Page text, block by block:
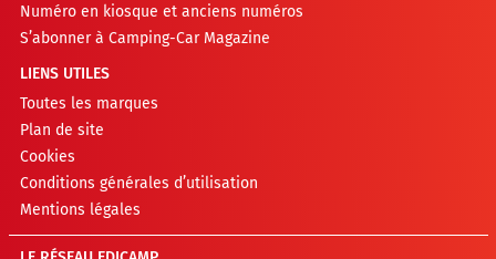
Numéro en kiosque et anciens numéros
S’abonner à Camping-Car Magazine
LIENS UTILES
Toutes les marques
Plan de site
Cookies
Conditions générales d’utilisation
Mentions légales